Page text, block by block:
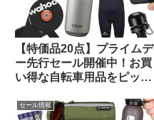
【特価品20点】プライムデ
ー先行セール開催中！お買
い得な自転車用品をピック
セール情報